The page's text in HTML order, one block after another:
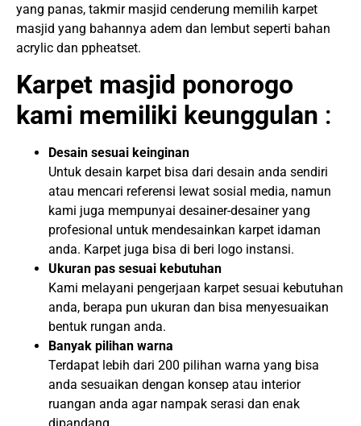
yang panas, takmir masjid cenderung memilih karpet
masjid yang bahannya adem dan lembut seperti bahan
acrylic dan ppheatset.
Karpet masjid ponorogo
kami memiliki keunggulan :
Desain sesuai keinginan
Untuk desain karpet bisa dari desain anda sendiri
atau mencari referensi lewat sosial media, namun
kami juga mempunyai desainer-desainer yang
profesional untuk mendesainkan karpet idaman
anda. Karpet juga bisa di beri logo instansi.
Ukuran pas sesuai kebutuhan
Kami melayani pengerjaan karpet sesuai kebutuhan
anda, berapa pun ukuran dan bisa menyesuaikan
bentuk rungan anda.
Banyak pilihan warna
Terdapat lebih dari 200 pilihan warna yang bisa
anda sesuaikan dengan konsep atau interior
ruangan anda agar nampak serasi dan enak